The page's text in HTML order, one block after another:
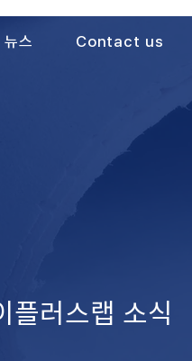
뉴스 Contact us
플러스랩 소식